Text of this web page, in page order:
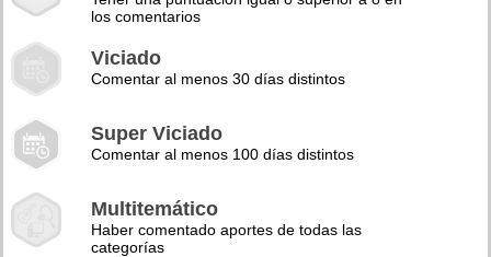
los comentarios
Viciado
Comentar al menos 30 días distintos
Super Viciado
Comentar al menos 100 días distintos
Multitemático
Haber comentado aportes de todas las
categorías